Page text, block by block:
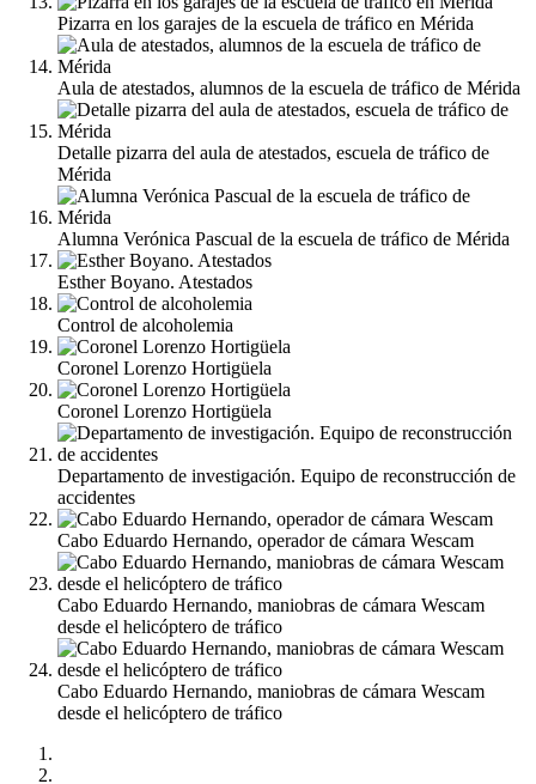
Pizarra en los garajes de la escuela de tráfico en Mérida
Aula de atestados, alumnos de la escuela de tráfico de Mérida
Detalle pizarra del aula de atestados, escuela de tráfico de
Mérida
Alumna Verónica Pascual de la escuela de tráfico de Mérida
Esther Boyano. Atestados
Control de alcoholemia
Coronel Lorenzo Hortigüela
Coronel Lorenzo Hortigüela
Departamento de investigación. Equipo de reconstrucción de
accidentes
Cabo Eduardo Hernando, operador de cámara Wescam
Cabo Eduardo Hernando, maniobras de cámara Wescam
desde el helicóptero de tráfico
Cabo Eduardo Hernando, maniobras de cámara Wescam
desde el helicóptero de tráfico